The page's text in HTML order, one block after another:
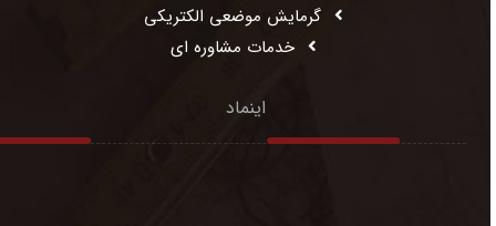
گرمایش موضعی الکتریکی
خدمات مشاوره ای
اینماد